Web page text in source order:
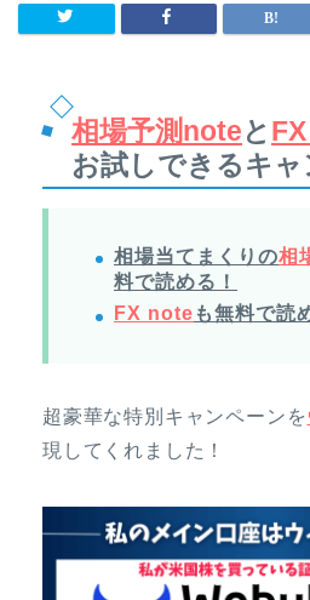
相場予測noteと
お試しできるキャ
相場当てまくりの相
料で読める！
FX note も無料で読
超豪華な特別キャンペーンを
現してくれました！